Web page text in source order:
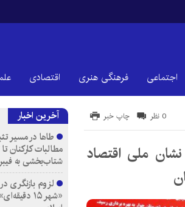
اجتماعی فرهنگی هنری اقتصادی
چاپ خبر 0 نظر
ملی اقتصاد
آخرین اخبار
طاها در مسیر
مطالبات کارکنان
شتاب‌بخشی به
لزوم بازنگری
«شهر ۱۵